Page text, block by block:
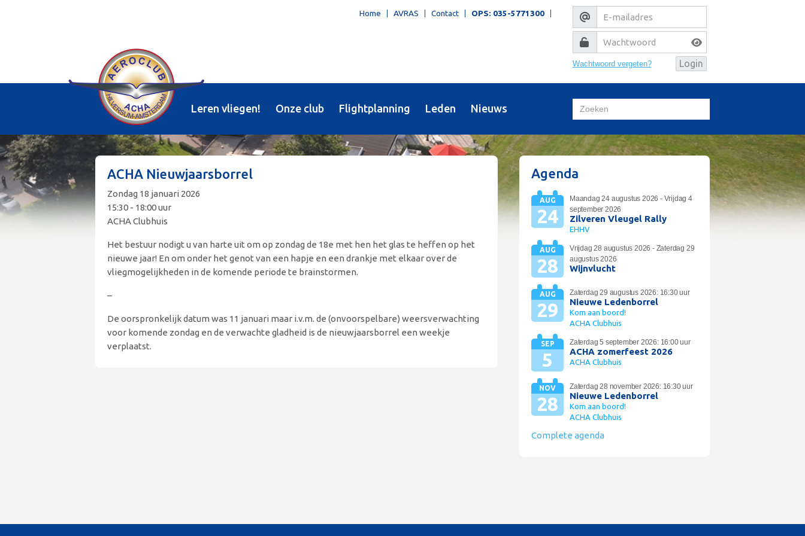
Home AVRAS Contact OPS: 035-5771300
Wachtwoord vergeten?
Leren vliegen! Onze club Flightplanning Leden Nieuws
ACHA Nieuwjaarsborrel
Zondag 18 januari 2026
15:30 - 18:00 uur
ACHA Clubhuis
Het bestuur nodigt u van harte uit om op zondag de 18e met hen het glas te heffen op het
nieuwe jaar! En om onder het genot van een hapje en een drankje met elkaar over de
vliegmogelijkheden in de komende periode te brainstormen.
–
De oorspronkelijk datum was 11 januari maar i.v.m. de (onvoorspelbare) weersverwachting
voor komende zondag en de verwachte gladheid is de nieuwjaarsborrel een weekje
verplaatst.
Agenda
AUG
24
Maandag 24 augustus 2026 - Vrijdag 4
september 2026
Zilveren Vleugel Rally
EHHV
AUG
28
Vrijdag 28 augustus 2026 - Zaterdag 29
augustus 2026
Wijnvlucht
AUG
29
Zaterdag 29 augustus 2026: 16:30 uur
Nieuwe Ledenborrel
Kom aan boord!
ACHA Clubhuis
SEP
5
Zaterdag 5 september 2026: 16:00 uur
ACHA zomerfeest 2026
ACHA Clubhuis
NOV
28
Zaterdag 28 november 2026: 16:30 uur
Nieuwe Ledenborrel
Kom aan boord!
ACHA Clubhuis
Complete agenda